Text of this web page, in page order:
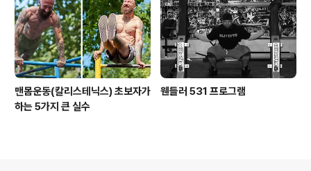
맨몸운동(칼리스테닉스) 초보자가
하는 5가지 큰 실수
웬들러 531 프로그램